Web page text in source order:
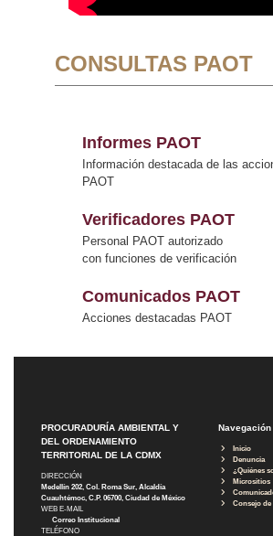
CONSULTAS PAOT
Informes PAOT
Información destacada de las
PAOT
Verificadores PAOT
Personal PAOT autorizado
con funciones de verificación
Comunicados PAOT
Acciones destacadas PAOT
PROCURADURÍA AMBIENTAL Y
DEL ORDENAMIENTO
TERRITORIAL DE LA CDMX
DIRECCIÓN
Medellín 202, Col. Roma Sur, Alcaldía
Cuauhtémoc, C.P. 06700, Ciudad de México
WEB E-MAIL
Correo Institucional
TELÉFONO
Navegación
Inicio
Denuncia
¿Quiénes
Micrositios
Consejo de